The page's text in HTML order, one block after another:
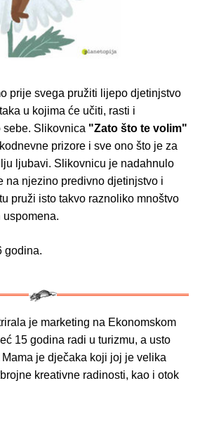
prije svega pružiti lijepo djetinjstvo
u kojima će učiti, rasti i
Slikovnica "Zato što te volim"
prizore i sve ono što je za
ljubavi. Slikovnicu je nadahnulo
na njezino predivno djetinjstvo i
pruži isto takvo raznoliko mnoštvo
godina.
je marketing na Ekonomskom
15 godina radi u turizmu, a usto
je dječaka koji joj je velika
kreativne radinosti, kao i otok